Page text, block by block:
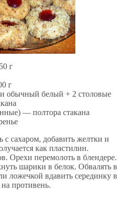
г
г
обычный белый + 2 столовые
— полтора стакана
с сахаром, добавить желтки и
как пластилин.
Орехи перемолоть в блендере.
шарики в белок. Обвалять в
ложечкой вдавить серединку в
противень.